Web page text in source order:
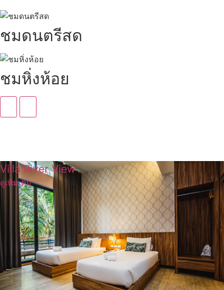
ชมดนตรีสด
ชมหิ่งห้อย
Villa River View
ดูเพิ่มเติม